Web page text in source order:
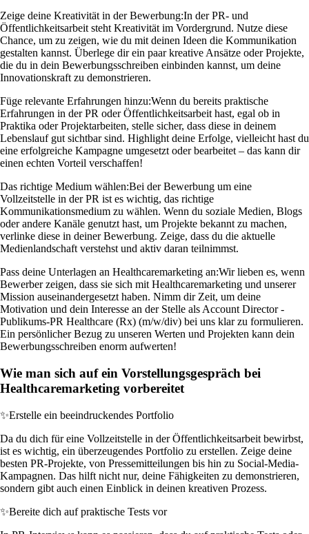
Zeige deine Kreativität in der Bewerbung:In der PR- und
Öffentlichkeitsarbeit steht Kreativität im Vordergrund. Nutze diese
Chance, um zu zeigen, wie du mit deinen Ideen die Kommunikation
gestalten kannst. Überlege dir ein paar kreative Ansätze oder Projekte,
die du in dein Bewerbungsschreiben einbinden kannst, um deine
Innovationskraft zu demonstrieren.
Füge relevante Erfahrungen hinzu:Wenn du bereits praktische
Erfahrungen in der PR oder Öffentlichkeitsarbeit hast, egal ob in
Praktika oder Projektarbeiten, stelle sicher, dass diese in deinem
Lebenslauf gut sichtbar sind. Highlight deine Erfolge, vielleicht hast du
eine erfolgreiche Kampagne umgesetzt oder bearbeitet – das kann dir
einen echten Vorteil verschaffen!
Das richtige Medium wählen:Bei der Bewerbung um eine
Vollzeitstelle in der PR ist es wichtig, das richtige
Kommunikationsmedium zu wählen. Wenn du soziale Medien, Blogs
oder andere Kanäle genutzt hast, um Projekte bekannt zu machen,
verlinke diese in deiner Bewerbung. Zeige, dass du die aktuelle
Medienlandschaft verstehst und aktiv daran teilnimmst.
Pass deine Unterlagen an Healthcaremarketing an:Wir lieben es, wenn
Bewerber zeigen, dass sie sich mit Healthcaremarketing und unserer
Mission auseinandergesetzt haben. Nimm dir Zeit, um deine
Motivation und dein Interesse an der Stelle als Account Director -
Publikums-PR Healthcare (Rx) (m/w/div) bei uns klar zu formulieren.
Ein persönlicher Bezug zu unseren Werten und Projekten kann dein
Bewerbungsschreiben enorm aufwerten!
Wie man sich auf ein Vorstellungsgespräch bei
Healthcaremarketing vorbereitet
✨Erstelle ein beeindruckendes Portfolio
Da du dich für eine Vollzeitstelle in der Öffentlichkeitsarbeit bewirbst,
ist es wichtig, ein überzeugendes Portfolio zu erstellen. Zeige deine
besten PR-Projekte, von Pressemitteilungen bis hin zu Social-Media-
Kampagnen. Das hilft nicht nur, deine Fähigkeiten zu demonstrieren,
sondern gibt auch einen Einblick in deinen kreativen Prozess.
✨Bereite dich auf praktische Tests vor